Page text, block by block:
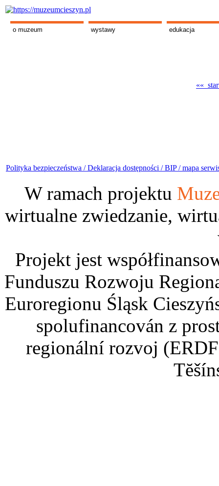
o muzeum wystawy edukacja
««
Polityka bezpieczeństwa /Deklaracja dostępności /BIP /mapa
W ramach projektu
wirtualne zwiedzanie,
Projekt jest
Funduszu Rozwoju
Euroregionu Śląsk
spolufinancován z
regionální rozvoj